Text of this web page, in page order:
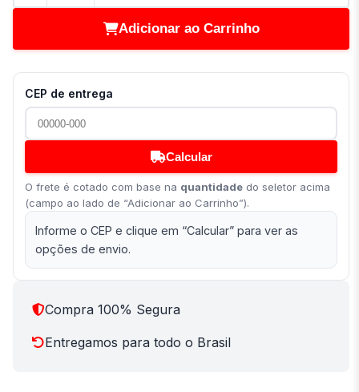
Adicionar ao Carrinho
CEP de entrega
Calcular
O frete é cotado com base na quantidade do seletor acima
(campo ao lado de “Adicionar ao Carrinho”).
Informe o CEP e clique em “Calcular” para ver as
opções de envio.
Compra 100% Segura
Entregamos para todo o Brasil